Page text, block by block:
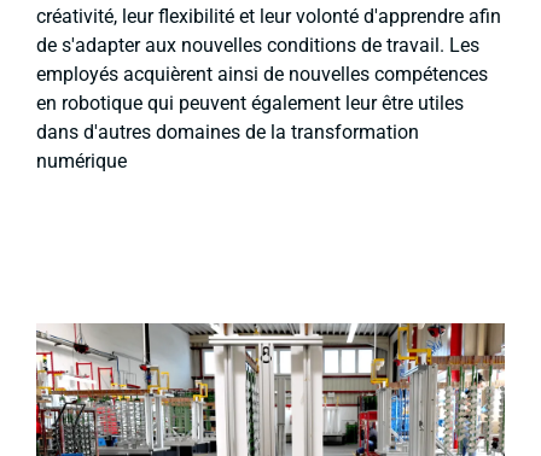
créativité, leur flexibilité et leur volonté d'apprendre afin
de s'adapter aux nouvelles conditions de travail. Les
employés acquièrent ainsi de nouvelles compétences
en robotique qui peuvent également leur être utiles
dans d'autres domaines de la transformation
numérique